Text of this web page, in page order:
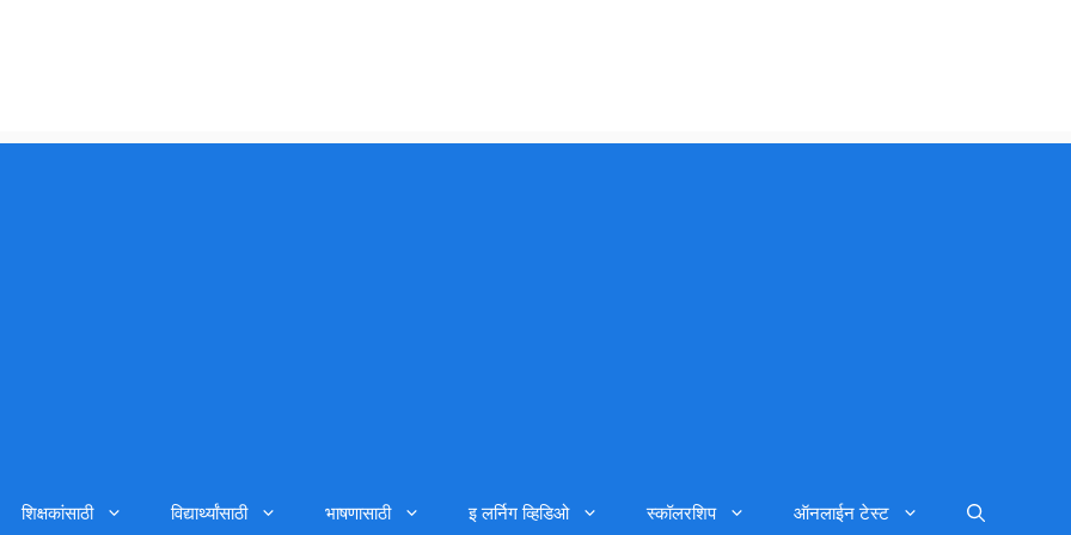
शिक्षकांसाठी विद्यार्थ्यांसाठी भाषणासाठी इ लर्निग व्हिडिओ स्कॉलरशिप ऑनलाईन टेस्ट